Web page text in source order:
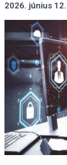
2026. június 12.